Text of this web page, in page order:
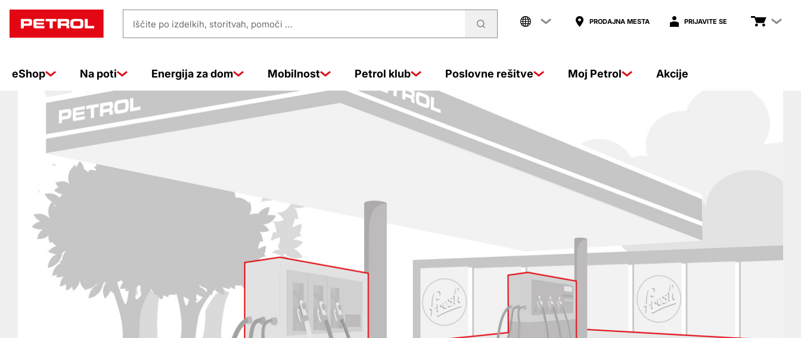
Prodajna
mesta
Iščite
storitvah,
…
PRODAJNA MESTA PRIJAVITE SE
eShop Na poti Energija za dom Mobilnost Petrol klub Poslovne rešitve Moj Petrol Akcije